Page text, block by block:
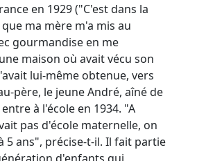
en 1929 ("C'est dans la
ma mère m'a mis au
gourmandise en me
maison où avait vécu son
lui-même obtenue, vers
père, le jeune André, aîné de
à l'école en 1934. "A
pas d'école maternelle, on
5 ans", précise-t-il. Il fait partie